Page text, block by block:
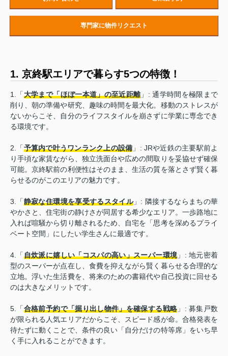
専門家に物件リクエスト
1. 京終駅エリアで暮らす5つの特徴！
1.「大学まで「ほぼ一本道」の至近距離」: 通学時間を極限まで
削り、朝の準備や研究、趣味の時間を最大化。移動のストレスが
ないからこそ、自分のライフスタイルを崩さずに学業に専念でき
る環境です。
2.「予算内で叶うワンランク上の設備 」: JRや近鉄の主要駅前よ
り手頃な家賃ながら、独立洗面台や広めの間取りを妥協せず確保
可能。京終駅前の利便性はそのまま、生活の質を落とさず賢く暮
らせるのがこのエリアの魅力です。
3.「静寂な住環境を享受するスタイル」: 隣接するならまちの華
やかさと、住宅街の静けさが同居する希少なエリア。一歩路地に
入れば喧騒から切り離されるため、自宅を「思考を深めるプライ
ベート空間」にしたい学生さんに最適です。
4.「自炊派に嬉しい「コスパの高い」スーパー環境」: 地元密着
型のスーパーが点在し、食費を抑えながら賢く暮らせる合理的な
立地。浮いた生活費を、将来のための書籍代や自己投資に回せる
のは大きなメリットです。
5.「合格前予約で「掘り出し物件」を確保する戦略 」: 募集戸数
が限られる人気エリアだからこそ、スピード感が命。合格発表を
待たずに動くことで、条件の良い「自分だけの特等席」をいち早
く手に入れることができます。